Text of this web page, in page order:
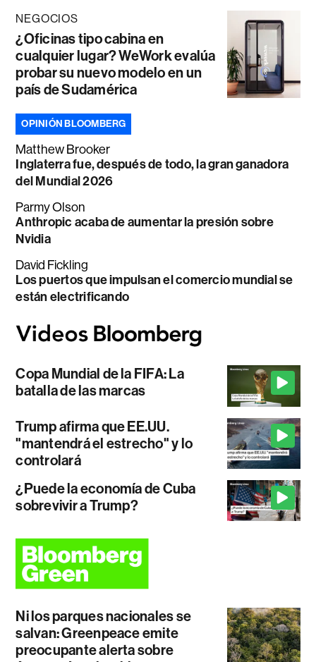
NEGOCIOS
¿Oficinas tipo cabina en
cualquier lugar? WeWork evalúa
probar su nuevo modelo en un
país de Sudamérica
OPINIÓN BLOOMBERG
Matthew Brooker
Inglaterra fue, después de todo, la gran ganadora
del Mundial 2026
Parmy Olson
Anthropic acaba de aumentar la presión sobre
Nvidia
David Fickling
Los puertos que impulsan el comercio mundial se
están electrificando
Copa Mundial de la FIFA: La
batalla de las marcas
Trump afirma que EE.UU.
"mantendrá el estrecho" y lo
controlará
¿Puede la economía de Cuba
sobrevivir a Trump?
Ni los parques nacionales se
salvan: Greenpeace emite
preocupante alerta sobre